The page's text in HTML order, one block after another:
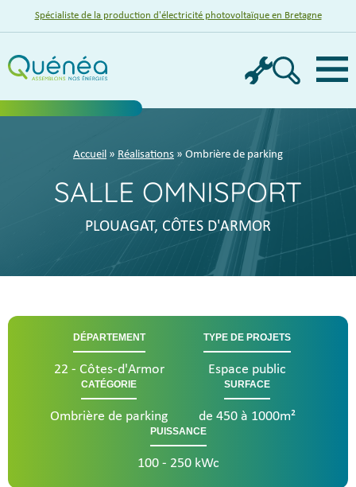
Spécialiste de la production d'électricité photovoltaïque en Bretagne
Accueil » Réalisations » Ombrière de parking
SALLE OMNISPORT
PLOUAGAT, CÔTES D'ARMOR
DÉPARTEMENT
22 - Côtes-d'Armor
TYPE DE PROJETS
Espace public
CATÉGORIE
Ombrière de parking
SURFACE
de 450 à 1000m²
PUISSANCE
100 - 250 kWc